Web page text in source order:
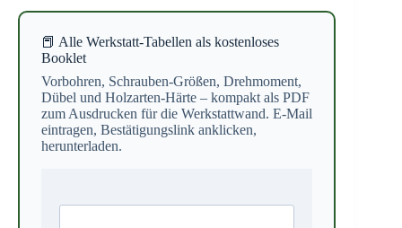
📕 Alle Werkstatt-Tabellen als kostenloses
Booklet
Vorbohren, Schrauben-Größen, Drehmoment,
Dübel und Holzarten-Härte – kompakt als PDF
zum Ausdrucken für die Werkstattwand. E-Mail
eintragen, Bestätigungslink anklicken,
herunterladen.